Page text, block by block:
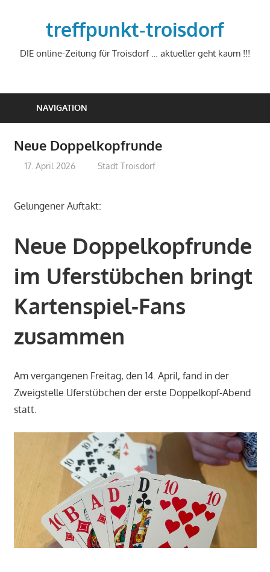
treffpunkt-troisdorf
DIE online-Zeitung für Troisdorf … aktueller geht kaum !!!
NAVIGATION
Neue Doppelkopfrunde
17. April 2026 treffpunkt
Stadt Troisdorf
Gelungener Auftakt:
Neue Doppelkopfrunde
im Uferstübchen bringt
Kartenspiel-Fans
zusammen
Am vergangenen Freitag, den 14. April, fand in der
Zweigstelle Uferstübchen der erste Doppelkopf-Abend
statt.